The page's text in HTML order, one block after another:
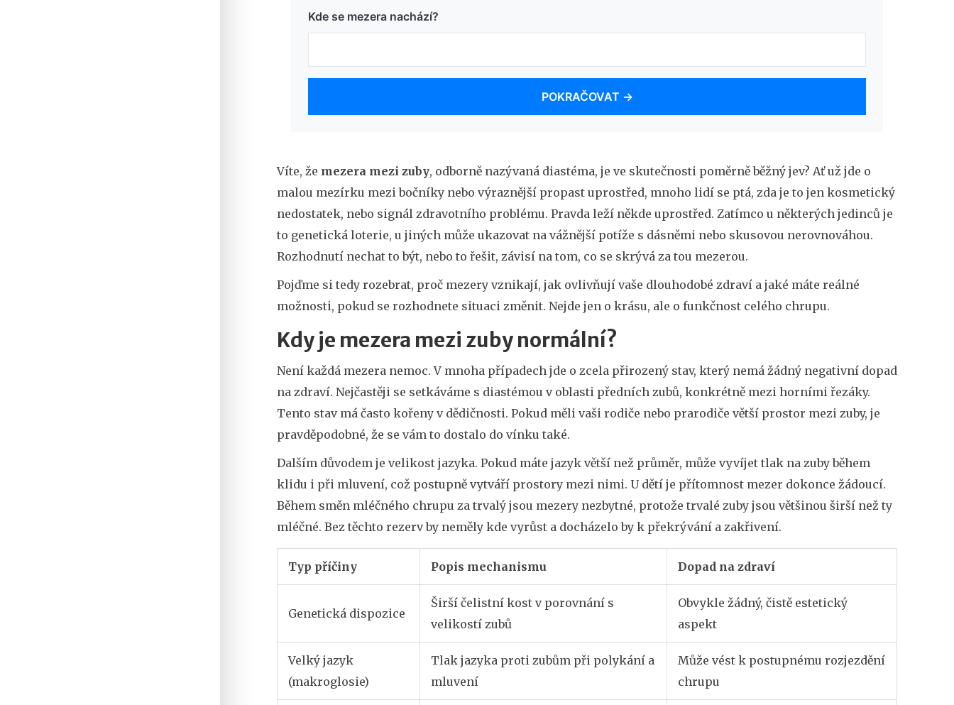
Kde se mezera nachází?
POKRAČOVAT →
Víte, že mezera mezi zuby, odborně nazývaná diastéma, je ve skutečnosti poměrně běžný jev? Ať už jde o
malou mezírku mezi bočníky nebo výraznější propast uprostřed, mnoho lidí se ptá, zda je to jen kosmetický
nedostatek, nebo signál zdravotního problému. Pravda leží někde uprostřed. Zatímco u některých jedinců je
to genetická loterie, u jiných může ukazovat na vážnější potíže s dásněmi nebo skusovou nerovnováhou.
Rozhodnutí nechat to být, nebo to řešit, závisí na tom, co se skrývá za tou mezerou.
Pojďme si tedy rozebrat, proč mezery vznikají, jak ovlivňují vaše dlouhodobé zdraví a jaké máte reálné
možnosti, pokud se rozhodnete situaci změnit. Nejde jen o krásu, ale o funkčnost celého chrupu.
Kdy je mezera mezi zuby normální?
Není každá mezera nemoc. V mnoha případech jde o zcela přirozený stav, který nemá žádný negativní dopad
na zdraví. Nejčastěji se setkáváme s diastémou v oblasti předních zubů, konkrétně mezi horními řezáky.
Tento stav má často kořeny v dědičnosti. Pokud měli vaši rodiče nebo prarodiče větší prostor mezi zuby, je
pravděpodobné, že se vám to dostalo do vínku také.
Dalším důvodem je velikost jazyka. Pokud máte jazyk větší než průměr, může vyvíjet tlak na zuby během
klidu i při mluvení, což postupně vytváří prostory mezi nimi. U dětí je přítomnost mezer dokonce žádoucí.
Během směn mléčného chrupu za trvalý jsou mezery nezbytné, protože trvalé zuby jsou většinou širší než ty
mléčné. Bez těchto rezerv by neměly kde vyrůst a docházelo by k překrývání a zakřivení.
Typ příčiny Popis mechanismu Dopad na zdraví
Genetická dispozice
Širší čelistní kost v porovnání s
velikostí zubů
Obvykle žádný, čistě estetický
aspekt
Velký jazyk
(makroglosie)
Tlak jazyka proti zubům při polykání a
mluvení
Může vést k postupnému rozjezdění
chrupu